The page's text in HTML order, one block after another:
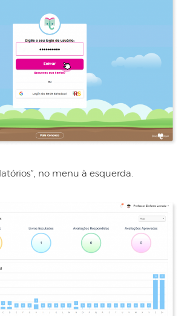
no menu à esquerda.